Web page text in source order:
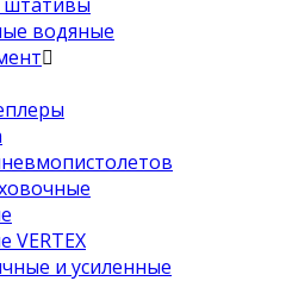
водяные
и усиленные